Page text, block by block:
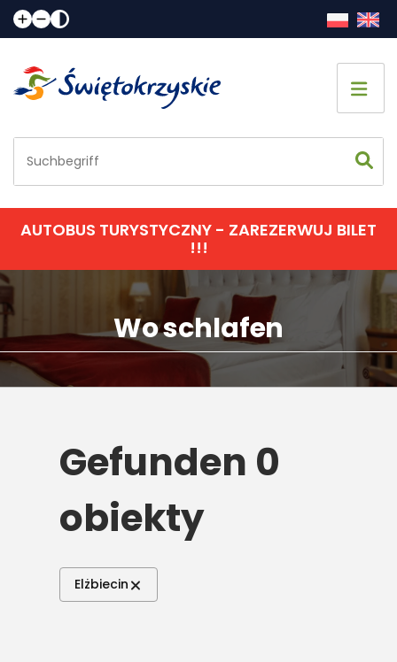
AUTOBUS TURYSTYCZNY - ZAREZERWUJ BILET
!!!
Wo schlafen
Gefunden 0
obiekty
Elżbiecin